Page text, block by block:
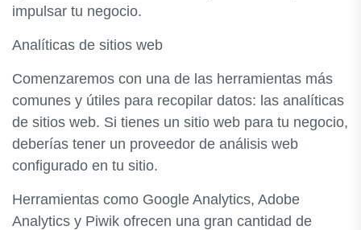
impulsar tu negocio.
Analíticas de sitios web
Comenzaremos con una de las herramientas más
comunes y útiles para recopilar datos: las analíticas
de sitios web. Si tienes un sitio web para tu negocio,
deberías tener un proveedor de análisis web
configurado en tu sitio.
Herramientas como Google Analytics, Adobe
Analytics y Piwik ofrecen una gran cantidad de